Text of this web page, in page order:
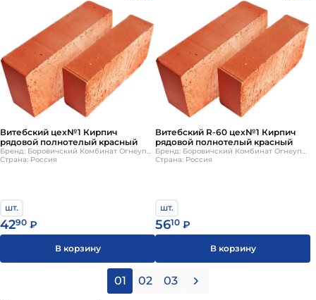
Витебский цех№1 Кирпич
рядовой полнотелый красный
Бренд: Боровичский Комбинат Огнеупоров
Страна: Россия
шт.
4290 ₽
В корзину
Витебский R-60 цех№1 Кирпич
рядовой полнотелый красный
Бренд: Боровичский Комбинат Огнеупоров
Страна: Россия
шт.
5610 ₽
В корзину
01 02 03